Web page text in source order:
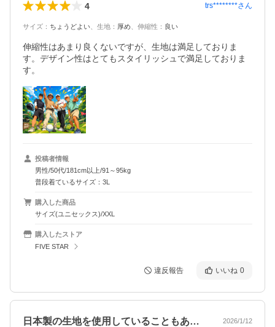
4 trs********さん
サイズ ： ちょうどよい 生地 ： 厚め 伸縮性 ： 良い
伸縮性はあまり良くないですが、生地は満足しておりま
す。デザイン性はとてもスタイリッシュで満足しておりま
す。
投稿者情報
男性/50代/181cm以上/91～95kg
普段着ているサイズ：3L
購入した商品
サイズ(ユニセックス)/XXL
購入したストア
FIVE STAR
違反報告 いいね 0
日本製の生地を使用していることもあり、… 2026/1/12